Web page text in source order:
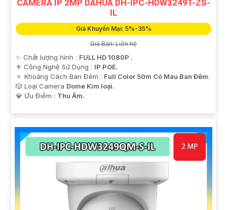
CAMERA IP 2MP DAHUA DH-IPC-HDW3249T-ZS-
IL
Giá Khuyến Mại: 5%-35%
Giá Bán: Liên hệ
✨ Chất lượng hình : FULL HD 1080P .
⚜️ Công Nghệ Sử Dụng : IP POE.
🔅 Khoảng Cách Ban Đêm : Full Color 50m Có Màu Ban Ðêm.
🎲 Loại Camera Dome Kim loại.
️💎 Ưu Điểm : Thu Âm.